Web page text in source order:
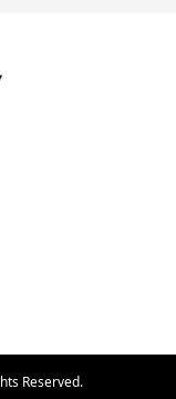
Reserved.